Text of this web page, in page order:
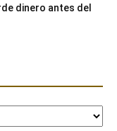
dinero antes del